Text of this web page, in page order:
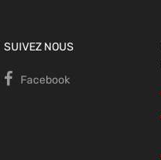
SUIVEZ NOUS
Facebook